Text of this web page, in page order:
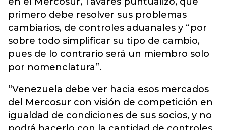
primero debe resolver sus problemas
cambiarios, de controles aduanales y “por
sobre todo simplificar su tipo de cambio,
pues de lo contrario será un miembro solo
por nomenclatura”.
“Venezuela debe ver hacia esos mercados
del Mercosur con visión de competición en
igualdad de condiciones de sus socios, y no